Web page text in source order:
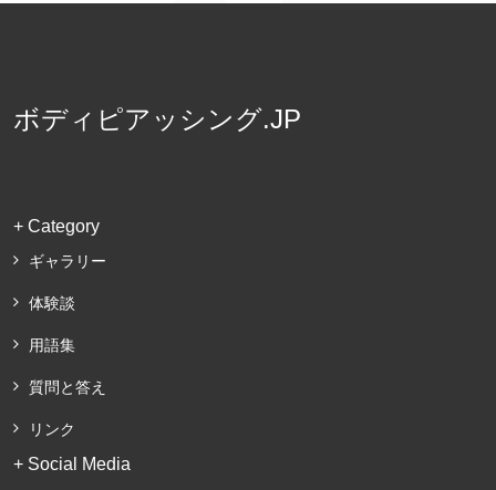
ボディピアッシング.JP
+ Category
ギャラリー
体験談
用語集
質問と答え
リンク
+ Social Media